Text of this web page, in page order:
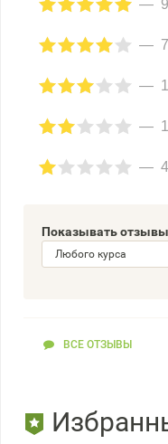
Показывать
ВСЕ ОТЗЫВЫ